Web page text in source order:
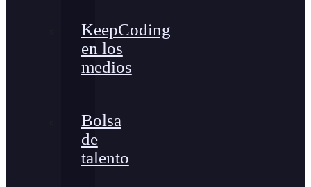
KeepCoding
en los
medios
Bolsa
de
talento